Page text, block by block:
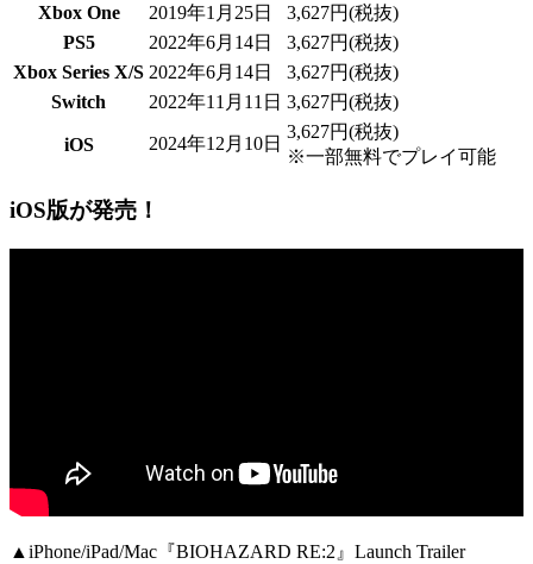
Xbox One
2019年1月25日
3,627円(税抜)
PS5
2022年6月14日
3,627円(税抜)
Xbox Series X/S 2022年6月14日
3,627円(税抜)
Switch
2022年11月11日 3,627円(税抜)
iOS 2024年12月10日
3,627円(税抜)
※一部無料でプレイ可能
iOS版が発売！
▲iPhone/iPad/Mac『BIOHAZARD RE:2』Launch Trailer